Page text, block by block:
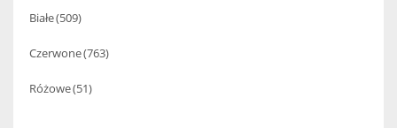
Piwo (10)
Grappa(41)
Wino musujące
Białe(509)
Czerwone(763)
Różowe(51)